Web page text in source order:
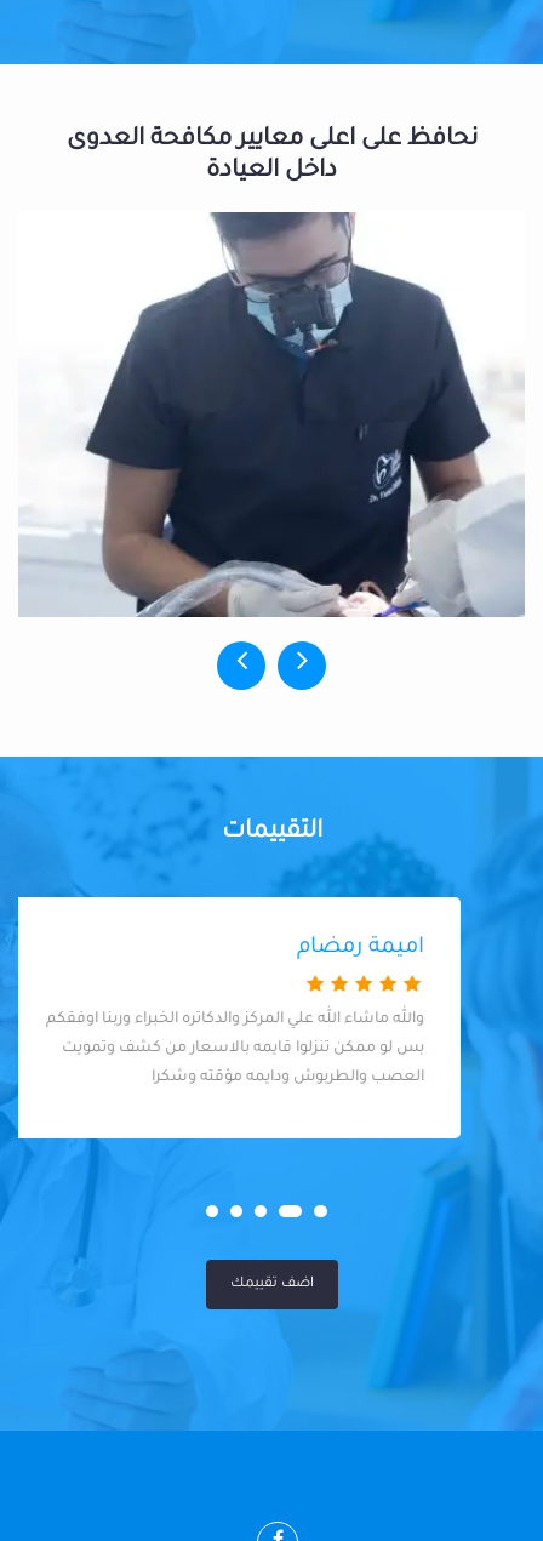
نحافظ على اعلى معايير مكافحة العدوى
داخل العيادة
التقييمات
اميمة رمضام
والله ماشاء الله علي المركز والدكاتره الخبراء وربنا اوفقكم
بس لو ممكن تنزلوا قايمه بالاسعار من كشف وتمويت
العصب والطربوش ودايمه مؤقته وشكرا
اضف تقييمك